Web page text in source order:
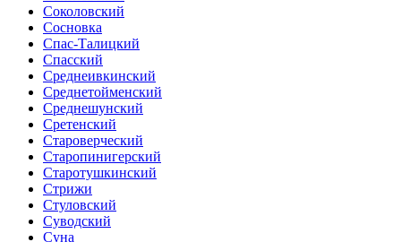
Соколовский
Сосновка
Спас-Талицкий
Спасский
Среднеивкинский
Среднетойменский
Среднешунский
Сретенский
Староверческий
Старопинигерский
Старотушкинский
Стрижи
Стуловский
Суводский
Суна